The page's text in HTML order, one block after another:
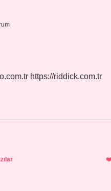
https://riddick.com.tr